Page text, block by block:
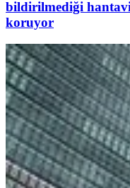
bildirilmediği
koruyor